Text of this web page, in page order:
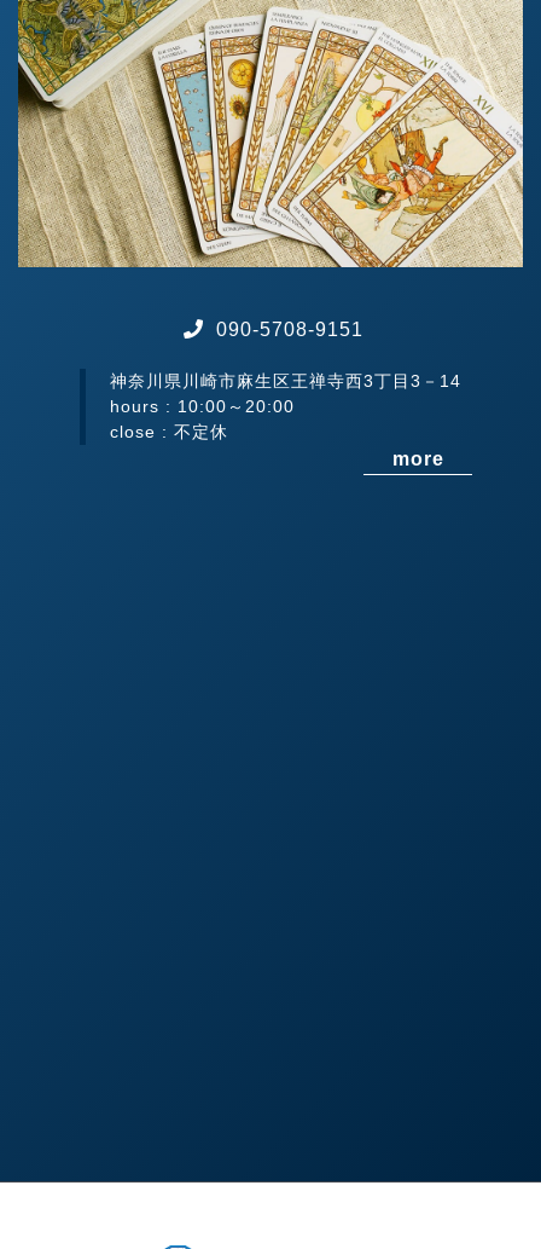
090-5708-9151
神奈川県川崎市麻生区王禅寺西3丁目3－14
hours : 10:00～20:00
close : 不定休
more